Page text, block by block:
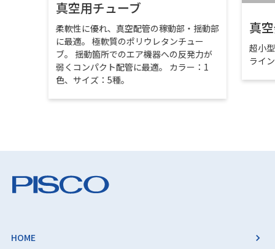
真空用チューブ
柔軟性に優れ、真空配管の稼動部・揺動部
に最適。 極軟質のポリウレタンチュー
ブ。 揺動箇所でのエア機器への反発力が
弱くコンパクト配管に最適。 カラー：1
色、サイズ：5種。
真
超小
ライ
HOME